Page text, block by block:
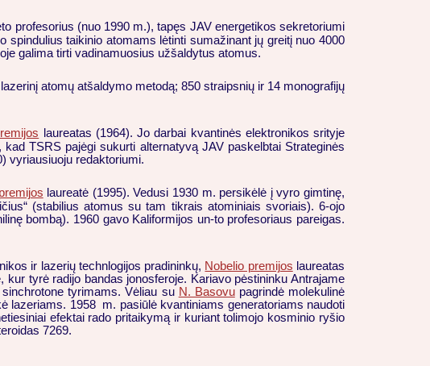
profesorius (nuo 1990 m.), tapęs JAV energetikos sekretoriumi
spindulius taikinio atomams lėtinti sumažinant jų greitį nuo 4000
galima tirti vadinamuosius užšaldytus atomus.
atomų atšaldymo metodą; 850 straipsnių ir 14 monografijų
laureatas (1964). Jo darbai kvantinės elektronikos srityje
kad TSRS pajėgi sukurti alternatyvą JAV paskelbtai Strateginės
vyriausiuoju redaktoriumi.
laureatė (1995). Vedusi 1930 m. persikėlė į vyro gimtinę,
(stabilius atomus su tam tikrais atominiais svoriais). 6-ojo
bombą). 1960 gavo Kaliformijos un-to profesoriaus pareigas.
ir lazerių technlogijos pradininkų, Nobelio premijos laureatas
tyrė radijo bandas jonosferoje. Kariavo pėstininku Antrajame
tyrimams. Vėliau su N. Basovupagrindė molekulinė
lazeriams. 1958 m. pasiūlė kvantiniams generatoriams naudoti
efektai rado pritaikymą ir kuriant tolimojo kosminio ryšio
7269.